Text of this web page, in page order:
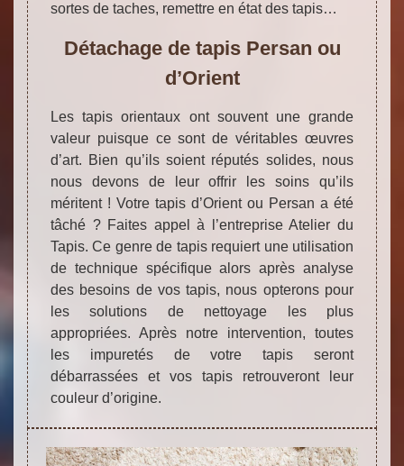
sortes de taches, remettre en état des tapis…
Détachage de tapis Persan ou
d’Orient
Les tapis orientaux ont souvent une grande
valeur puisque ce sont de véritables œuvres
d’art. Bien qu’ils soient réputés solides, nous
nous devons de leur offrir les soins qu’ils
méritent ! Votre tapis d’Orient ou Persan a été
tâché ? Faites appel à l’entreprise Atelier du
Tapis. Ce genre de tapis requiert une utilisation
de technique spécifique alors après analyse
des besoins de vos tapis, nous opterons pour
les solutions de nettoyage les plus
appropriées. Après notre intervention, toutes
les impuretés de votre tapis seront
débarrassées et vos tapis retrouveront leur
couleur d’origine.